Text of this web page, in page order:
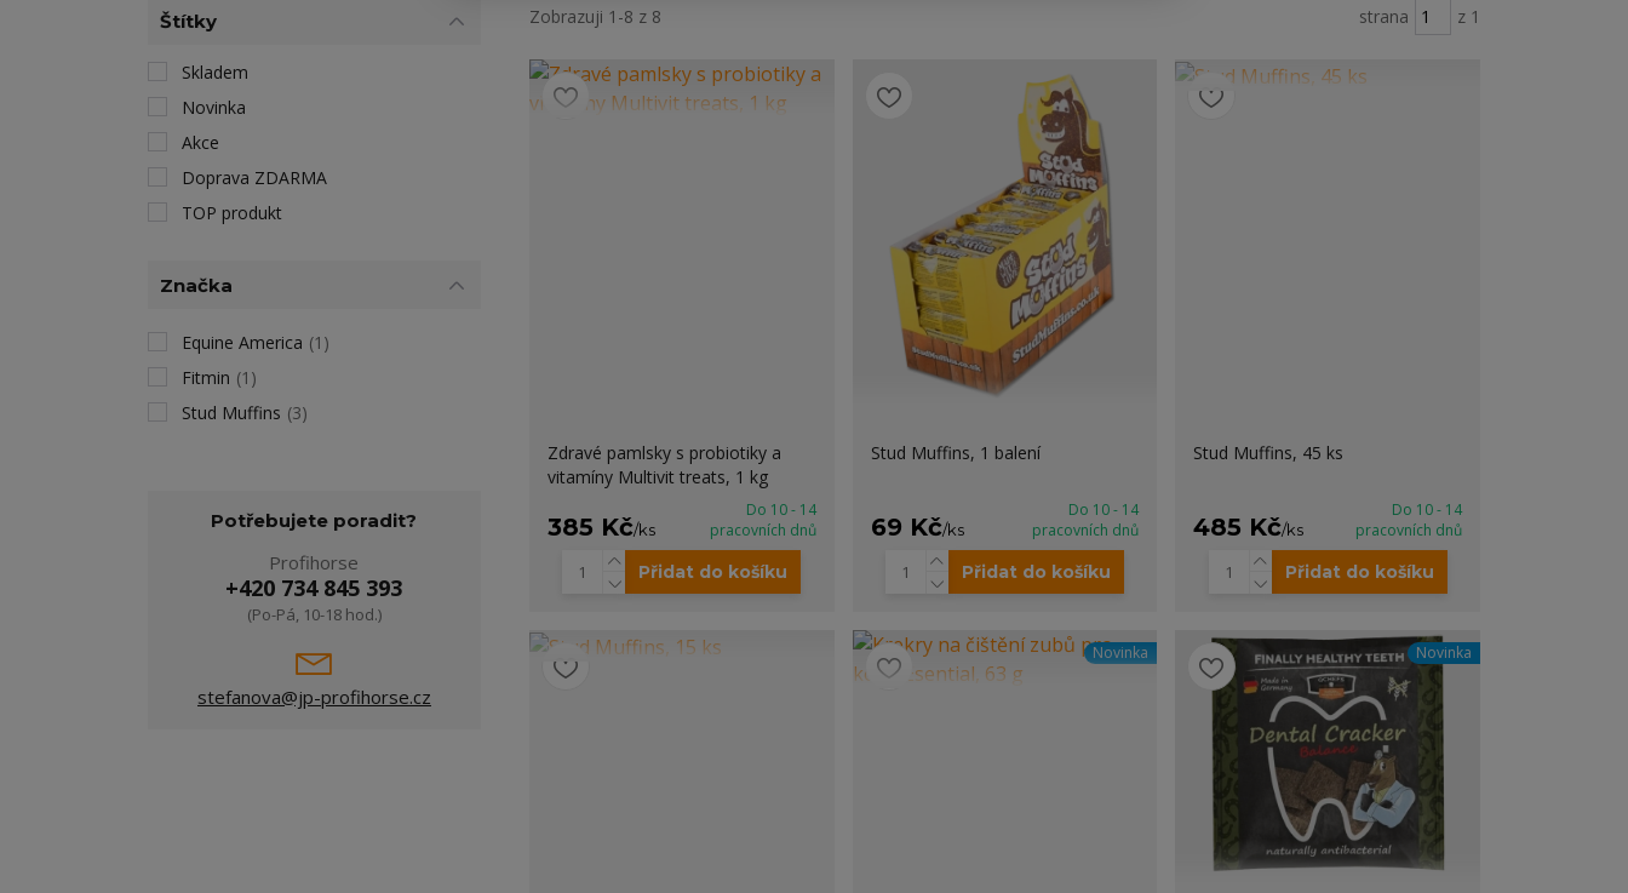
Zobrazuji 1-8 z 8 strana z 1
Zdravé pamlsky s probiotiky a
vitamíny Multivit treats, 1 kg
385 Kč/ks
Do 10 - 14
pracovních dnů
Přidat do košíku
Stud Muffins, 1 balení
69 Kč/ks
Do 10 - 14
pracovních dnů
Přidat do košíku
Stud Muffins, 45 ks
485 Kč/ks
Do 10 - 14
pracovních dnů
Přidat do košíku
Novinka Novinka
Štítky
Skladem
Novinka
Akce
Doprava ZDARMA
TOP produkt
Značka
Equine America (1)
Fitmin (1)
Stud Muffins (3)
Potřebujete poradit?
Profihorse
+420 734 845 393
(Po-Pá, 10-18 hod.)
stefanova@jp-profihorse.cz